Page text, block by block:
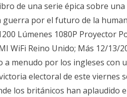
de una serie épica sobre
por el futuro de la
Lúmenes 1080P Proyector
WiFi Reino Unido; Más 12/13/
a menudo por los ingleses con
electoral de este viernes
los británicos han aplaudido